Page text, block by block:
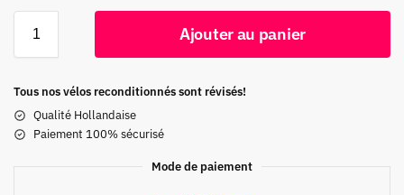
Ajouter au panier
Tous nos vélos reconditionnés sont révisés!
Qualité Hollandaise
Paiement 100% sécurisé
Mode de paiement